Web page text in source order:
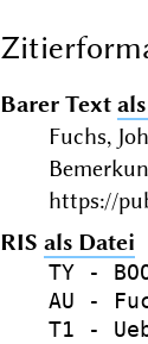
Barer Text
Fuchs,
https://
RIS als Datei
TY -
AU -
T1 -